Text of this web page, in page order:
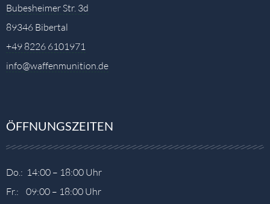
Bubesheimer Str. 3d
89346 Bibertal
+49 8226 6101971
info@waffenmunition.de
ÖFFNUNGSZEITEN
Do.: 14:00 – 18:00 Uhr
Fr.: 09:00 – 18:00 Uhr